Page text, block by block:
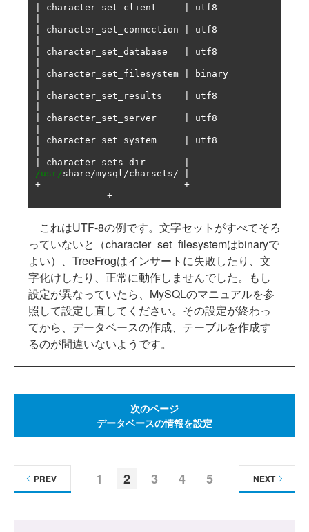
character_set_client
character_set_connection
character_set_database
character_set_filesystem
character_set_results
character_set_server
character_set_system
character_sets_dir
/usr/share/mysql/charsets/
+--------------------------+---------------
-------------+
これはUTF-8の例です。文字セットがすべてそろ
っていないと（character_set_filesystemはbinaryで
よい）、TreeFrogはインサートに失敗したり、文
字化けしたり、正常に動作しませんでした。もし
設定が異なっていたら、MySQLのマニュアルを参
照して設定し直してください。その設定が終わっ
てから、データベースの作成、テーブルを作成す
るのが間違いないようです。
次のページ
データベースの情報を設定
1 2 3 4 5
PREV NEXT